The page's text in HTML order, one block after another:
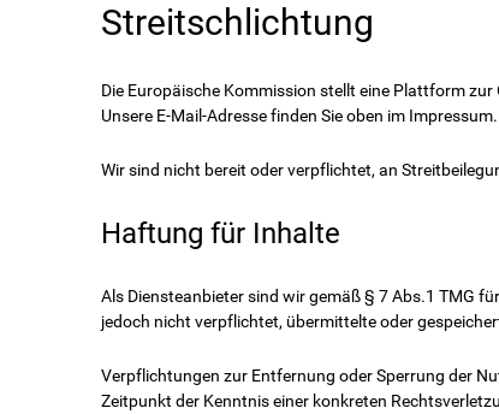
Streitschlichtung
Die Europäische Kommission stellt eine Plattform zur
Unsere E-Mail-Adresse finden Sie oben im Impressum.
Wir sind nicht bereit oder verpflichtet, an
Haftung für Inhalte
Als Diensteanbieter sind wir gemäß § 7 Abs.1 TMG
jedoch nicht verpflichtet, übermittelte oder
Verpflichtungen zur Entfernung oder Sperrung der
Zeitpunkt der Kenntnis einer konkreten